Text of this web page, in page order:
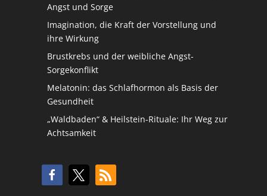
Angst und Sorge
Imagination, die Kraft der Vorstellung und
ihre Wirkung
Brustkrebs und der weibliche Angst-
Sorgekonflikt
Melatonin: das Schlafhormon als Basis der
Gesundheit
„Waldbaden“ & Heilstein-Rituale: Ihr Weg zur
Achtsamkeit